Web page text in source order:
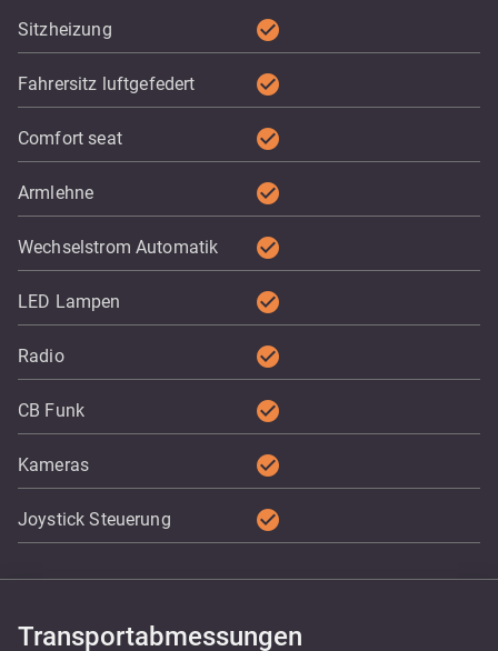
Sitzheizung check_circle
Fahrersitz luftgefedert check_circle
Comfort seat check_circle
Armlehne check_circle
Wechselstrom Automatik check_circle
LED Lampen check_circle
Radio check_circle
CB Funk check_circle
Kameras check_circle
Joystick Steuerung check_circle
Transportabmessungen